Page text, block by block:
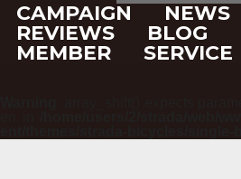
CAMPAIGN NEWS
REVIEWS
BLOG
MEMBER
SERVICE